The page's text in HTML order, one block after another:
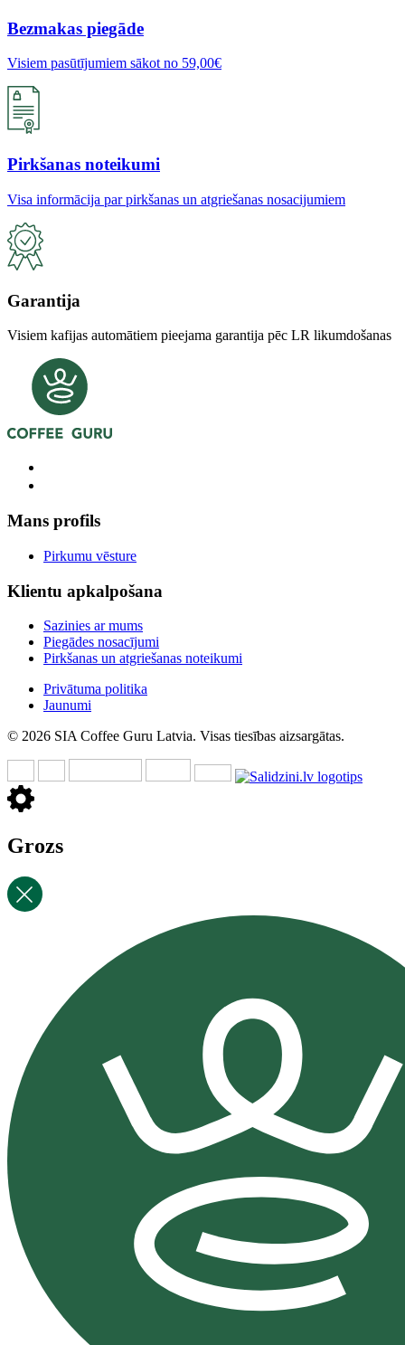
Bezmakas piegāde
Visiem pasūtījumiem sākot no 59,00€
Pirkšanas noteikumi
Visa informācija par pirkšanas un atgriešanas nosacijumiem
Garantija
Visiem kafijas automātiem pieejama garantija pēc LR likumdošanas
Mans profils
Pirkumu vēsture
Klientu apkalpošana
Sazinies ar mums
Piegādes nosacījumi
Pirkšanas un atgriešanas noteikumi
Privātuma politika
Jaunumi
© 2026 SIA Coffee Guru Latvia. Visas tiesības aizsargātas.
Grozs